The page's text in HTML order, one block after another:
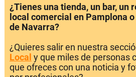
¿Tienes una tienda, un bar, un
local comercial en Pamplona
de Navarra?
¿Quieres salir en nuestra
Local y que miles de personas
que ofreces con una noticia y